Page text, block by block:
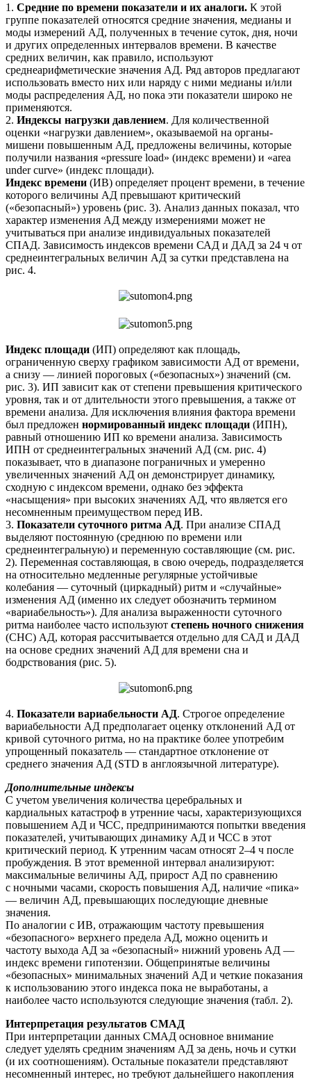
1. Средние по времени показатели и их аналоги. К этой
группе показателей относятся средние значения, медианы и
моды измерений АД, полученных в течение суток, дня, ночи
и других определенных интервалов времени. В качестве
средних величин, как правило, используют
среднеарифметические значения АД. Ряд авторов предлагают
использовать вместо них или наряду с ними медианы и/или
моды распределения АД, но пока эти показатели широко не
применяются.
2. Индексы нагрузки давлением. Для количественной
оценки «нагрузки давлением», оказываемой на органы-
мишени повышенным АД, предложены величины, которые
получили названия «pressure load» (индекс времени) и «area
under curve» (индекс площади).
Индекс времени (ИВ) определяет процент времени, в течение
которого величины АД превышают критический
(«безопасный») уровень (рис. 3). Анализ данных показал, что
характер изменения АД между измерениями может не
учитываться при анализе индивидуальных показателей
СПАД. Зависимость индексов времени САД и ДАД за 24 ч от
среднеинтегральных величин АД за сутки представлена на
рис. 4.
Индекс площади (ИП) определяют как площадь,
ограниченную сверху графиком зависимости АД от времени,
а снизу — линией пороговых («безопасных») значений (см.
рис. 3). ИП зависит как от степени превышения критического
уровня, так и от длительности этого превышения, а также от
времени анализа. Для исключения влияния фактора времени
был предложен нормированный индекс площади (ИПН),
равный отношению ИП ко времени анализа. Зависимость
ИПН от среднеинтегральных значений АД (см. рис. 4)
показывает, что в диапазоне пограничных и умеренно
увеличенных значений АД он демонстрирует динамику,
сходную с индексом времени, однако без эффекта
«насыщения» при высоких значениях АД, что является его
несомненным преимуществом перед ИВ.
3. Показатели суточного ритма АД. При анализе СПАД
выделяют постоянную (среднюю по времени или
среднеинтегральную) и переменную составляющие (см. рис.
2). Переменная составляющая, в свою очередь, подразделяется
на относительно медленные регулярные устойчивые
колебания — суточный (циркадный) ритм и «случайные»
изменения АД (именно их следует обозначить термином
«вариабельность»). Для анализа выраженности суточного
ритма наиболее часто используют степень ночного снижения
(СНС) АД, которая рассчитывается отдельно для САД и ДАД
на основе средних значений АД для времени сна и
бодрствования (рис. 5).
4. Показатели вариабельности АД. Строгое определение
вариабельности АД предполагает оценку отклонений АД от
кривой суточного ритма, но на практике более употребим
упрощенный показатель — стандартное отклонение от
среднего значения АД (STD в англоязычной литературе).
Дополнительные индексы
С учетом увеличения количества церебральных и
кардиальных катастроф в утренние часы, характеризующихся
повышением АД и ЧСС, предпринимаются попытки введения
показателей, учитывающих динамику АД и ЧСС в этот
критический период. К утренним часам относят 2–4 ч после
пробуждения. В этот временной интервал анализируют:
максимальные величины АД, прирост АД по сравнению
с ночными часами, скорость повышения АД, наличие «пика»
— величин АД, превышающих последующие дневные
значения.
По аналогии с ИВ, отражающим частоту превышения
«безопасного» верхнего предела АД, можно оценить и
частоту выхода АД за «безопасный» нижний уровень АД —
индекс времени гипотензии. Общепринятые величины
«безопасных» минимальных значений АД и четкие показания
к использованию этого индекса пока не выработаны, а
наиболее часто используются следующие значения (табл. 2).
Интерпретация результатов СМАД
При интерпретации данных СМАД основное внимание
следует уделять средним значениям АД за день, ночь и сутки
(и их соотношениям). Остальные показатели представляют
несомненный интерес, но требуют дальнейшего накопления